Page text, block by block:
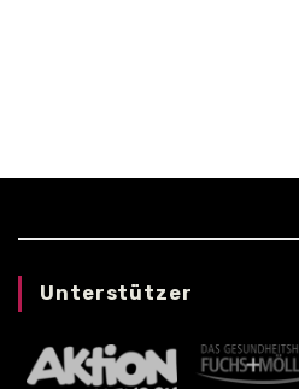
Unterstützer